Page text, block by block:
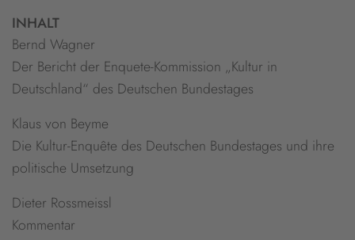
INHALT
Bernd Wagner
Der Bericht der Enquete-Kommission „Kultur in
Deutschland“ des Deutschen Bundestages
Klaus von Beyme
Die Kultur-Enquête des Deutschen Bundestages und ihre
politische Umsetzung
Dieter Rossmeissl
Kommentar